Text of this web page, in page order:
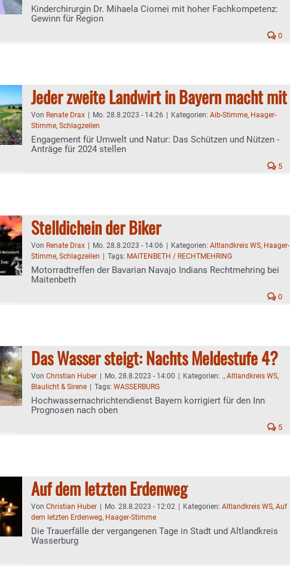
Kinderchirurgin Dr. Mihaela Ciornei mit hoher Fachkompetenz:
Gewinn für Region
0
Jeder zweite Landwirt in Bayern macht mit
Von Renate Drax Mo. 28.8.2023 - 14:26 Kategorien: Aib-Stimme, Haager-
Stimme, Schlagzeilen
Engagement für Umwelt und Natur: Das Schützen und Nützen -
Anträge für 2024 stellen
5
Stelldichein der Biker
Von Renate Drax Mo. 28.8.2023 - 14:06 Kategorien: Altlandkreis WS, Haager-
Stimme, Schlagzeilen Tags: MAITENBETH / RECHTMEHRING
Motorradtreffen der Bavarian Navajo Indians Rechtmehring bei
Maitenbeth
0
Das Wasser steigt: Nachts Meldestufe 4?
Von Christian Huber Mo. 28.8.2023 - 14:00 Kategorien: ., Altlandkreis WS,
Blaulicht & Sirene
Tags: WASSERBURG
Hochwassernachrichtendienst Bayern korrigiert für den Inn
Prognosen nach oben
5
Auf dem letzten Erdenweg
Von Christian Huber Mo. 28.8.2023 - 12:02 Kategorien: Altlandkreis WS, Auf
dem letzten Erdenweg, Haager-Stimme
Die Trauerfälle der vergangenen Tage in Stadt und Altlandkreis
Wasserburg